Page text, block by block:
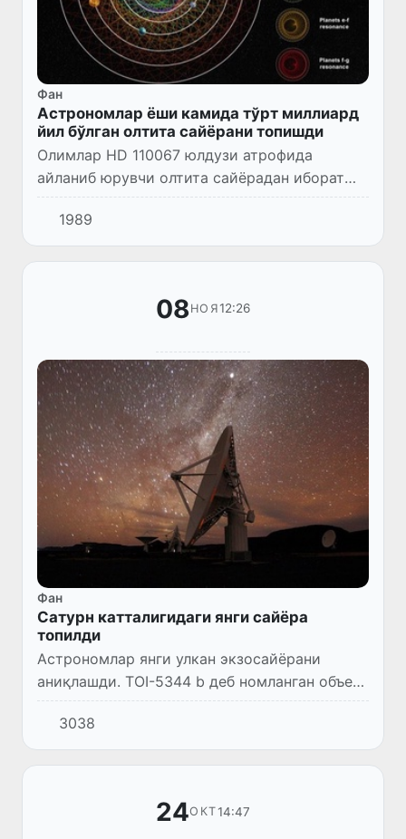
Фан
Астрономлар ёши камида тўрт миллиард
йил бўлган олтита сайёрани топишди
Олимлар HD 110067 юлдузи атрофида
айланиб юрувчи олтита сайёрадан иборат
тизимни аниқлашди.
1989
08НОЯ12:26
Фан
Сатурн катталигидаги янги сайёра
топилди
Астрономлар янги улкан экзосайёрани
аниқлашди. TOI-5344 b деб номланган объект
ҳажми ва оғирлиги бўйича Сатурн билан
тенглашади.
3038
24ОКТ14:47